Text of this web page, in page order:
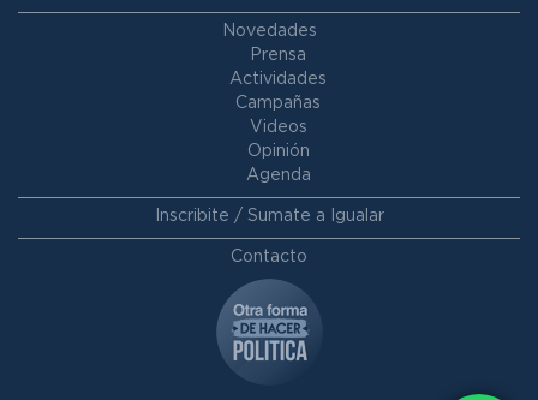
Novedades
Prensa
Actividades
Campañas
Videos
Opinión
Agenda
Inscribite / Sumate a Igualar
Contacto